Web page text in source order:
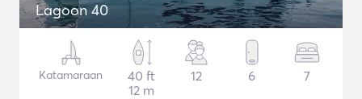
Lagoon 40
Katamaraan
40 ft
12 m
12 6 7